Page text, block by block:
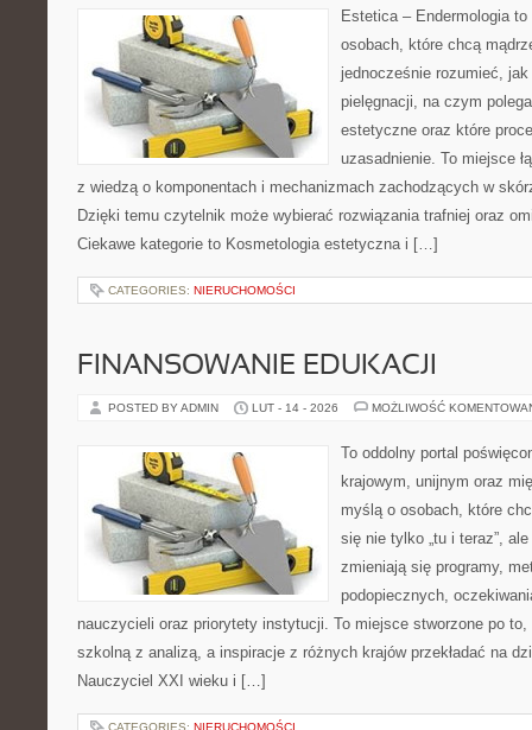
Estetica – Endermologia
osobach, które chcą
jednocześnie rozumieć, jak
pielęgnacji, na czym
estetyczne oraz które
uzasadnienie. To miejsce
z wiedzą o komponentach i mechanizmach zachodzących w
Dzięki temu czytelnik może wybierać rozwiązania trafniej oraz
Ciekawe kategorie to Kosmetologia estetyczna i […]
CATEGORIES: NIERUCHOMOŚCI
FINANSOWANIE EDUKACJI
POSTED BY ADMIN LUT - 14 - 2026 MOŻLIWOŚĆ
To oddolny portal
krajowym, unijnym oraz
myślą o osobach, które
się nie tylko „tu i teraz”,
zmieniają się programy,
podopiecznych,
nauczycieli oraz priorytety instytucji. To miejsce stworzone po to,
szkolną z analizą, a inspiracje z różnych krajów przekładać na
Nauczyciel XXI wieku i […]
CATEGORIES: NIERUCHOMOŚCI